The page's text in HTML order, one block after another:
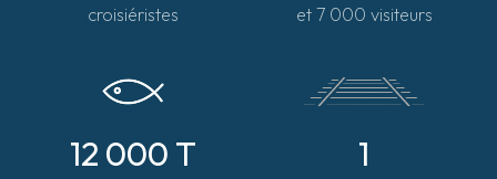
croisiéristes
et 7 000 visiteurs
12 000 T 1